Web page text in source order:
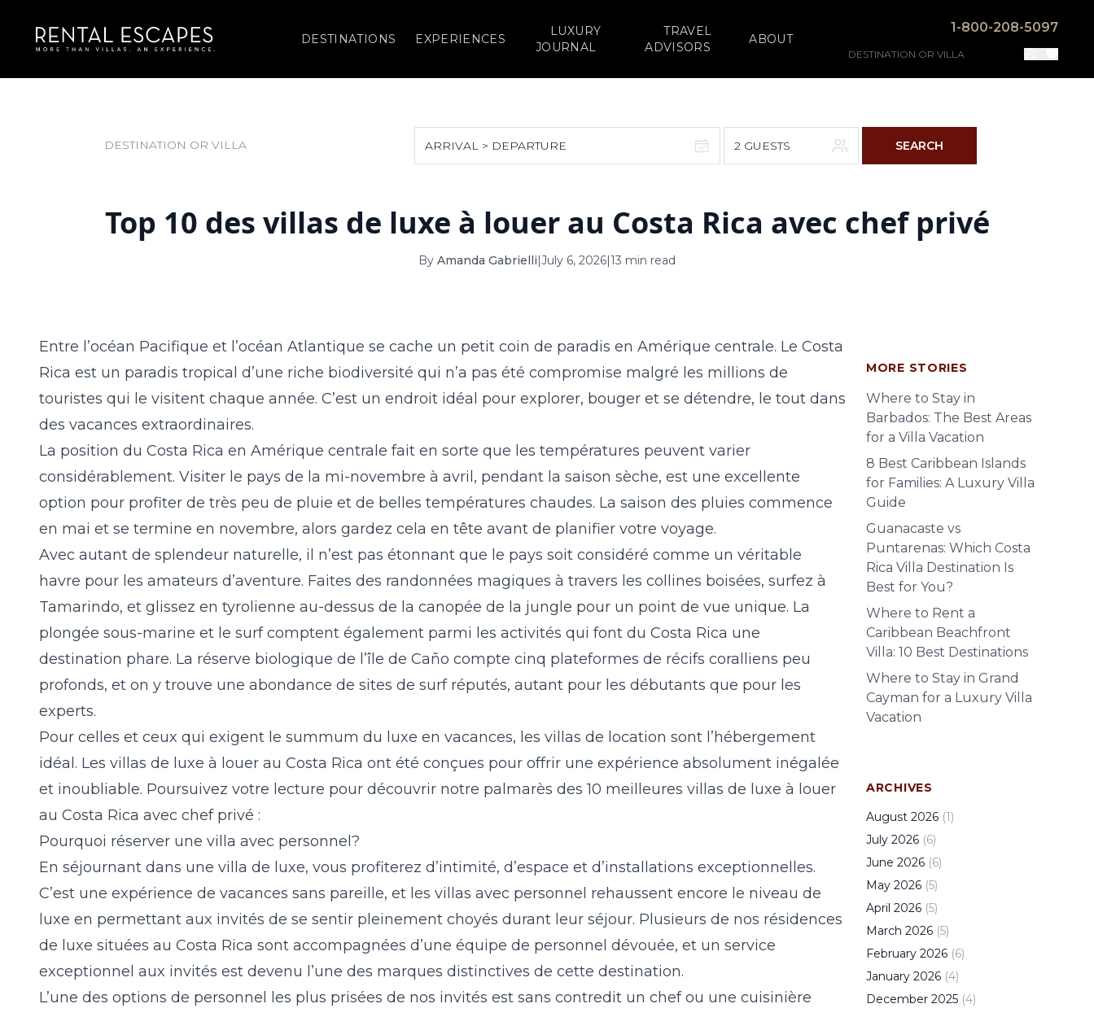
DESTINATIONS EXPERIENCES
LUXURY
JOURNAL
TRAVEL
ADVISORS
ABOUT
1-800-208-5097
ARRIVAL > DEPARTURE
S M T W F S
19
23 24 25 26 27 28 29
S M T W T F S
27 28 29 30
2 GUESTS SEARCH
Top 10 des villas de luxe à louer au Costa Rica avec chef privé
By Amanda Gabrielli|July 6, 2026|13 min read
Entre l’océan Pacifique et l’océan Atlantique se cache un petit coin de paradis en Amérique centrale. Le Costa
Rica est un paradis tropical d’une riche biodiversité qui n’a pas été compromise malgré les millions de
touristes qui le visitent chaque année. C’est un endroit idéal pour explorer, bouger et se détendre, le tout dans
des vacances extraordinaires.
La position du Costa Rica en Amérique centrale fait en sorte que les températures peuvent varier
considérablement. Visiter le pays de la mi-novembre à avril, pendant la saison sèche, est une excellente
option pour profiter de très peu de pluie et de belles températures chaudes. La saison des pluies commence
en mai et se termine en novembre, alors gardez cela en tête avant de planifier votre voyage.
Avec autant de splendeur naturelle, il n’est pas étonnant que le pays soit considéré comme un véritable
havre pour les amateurs d’aventure. Faites des randonnées magiques à travers les collines boisées, surfez à
Tamarindo, et glissez en tyrolienne au-dessus de la canopée de la jungle pour un point de vue unique. La
plongée sous-marine et le surf comptent également parmi les activités qui font du Costa Rica une
destination phare. La réserve biologique de l’île de Caño compte cinq plateformes de récifs coralliens peu
profonds, et on y trouve une abondance de sites de surf réputés, autant pour les débutants que pour les
experts.
Pour celles et ceux qui exigent le summum du luxe en vacances, les villas de location sont l’hébergement
idéal. Les villas de luxe à louer au Costa Rica ont été conçues pour offrir une expérience absolument inégalée
et inoubliable. Poursuivez votre lecture pour découvrir notre palmarès des 10 meilleures villas de luxe à louer
au Costa Rica avec chef privé :
Pourquoi réserver une villa avec personnel?
En séjournant dans une villa de luxe, vous profiterez d’intimité, d’espace et d’installations exceptionnelles.
C’est une expérience de vacances sans pareille, et les villas avec personnel rehaussent encore le niveau de
luxe en permettant aux invités de se sentir pleinement choyés durant leur séjour. Plusieurs de nos résidences
de luxe situées au Costa Rica sont accompagnées d’une équipe de personnel dévouée, et un service
exceptionnel aux invités est devenu l’une des marques distinctives de cette destination.
L’une des options de personnel les plus prisées de nos invités est sans contredit un chef ou une cuisinière
MORE STORIES
Where to Stay in
Barbados: The Best Areas
for a Villa Vacation
8 Best Caribbean Islands
for Families: A Luxury Villa
Guide
Guanacaste vs
Puntarenas: Which Costa
Rica Villa Destination Is
Best for You?
Where to Rent a
Caribbean Beachfront
Villa: 10 Best Destinations
Where to Stay in Grand
Cayman for a Luxury Villa
Vacation
ARCHIVES
August 2026 (1)
July 2026 (6)
June 2026 (6)
May 2026 (5)
April 2026 (5)
March 2026 (5)
February 2026 (6)
January 2026 (4)
December 2025 (4)